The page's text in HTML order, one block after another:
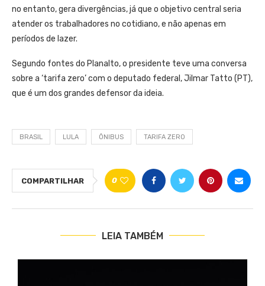
no entanto, gera divergências, já que o objetivo central seria
atender os trabalhadores no cotidiano, e não apenas em
períodos de lazer.
Segundo fontes do Planalto, o presidente teve uma conversa
sobre a ‘tarifa zero’ com o deputado federal, Jilmar Tatto (PT),
que é um dos grandes defensor da ideia.
BRASIL LULA ÔNIBUS TARIFA ZERO
COMPARTILHAR 0
LEIA TAMBÉM